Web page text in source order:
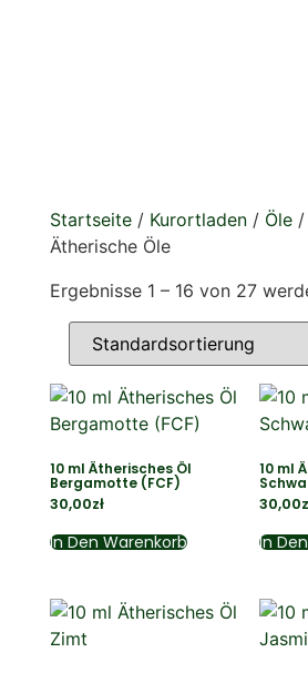
Startseite/ Kurortladen/ Öle/
Ätherische Öle
Ergebnisse 1 – 16 von 27
10 ml Ätherisches Öl
Bergamotte (FCF)
30,00zł
In Den Warenkorb
10 ml
30,00
In